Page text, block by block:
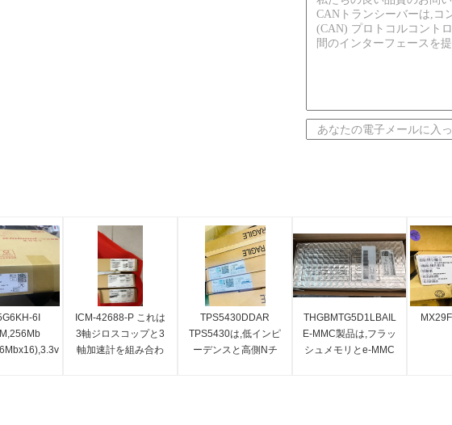
6I
ICM-42688-P これは
3軸ジロスコップと3
軸加速計を組み合わ
TPS5430DDAR
TPS5430は,低インピ
ーデンスと高側Nチ
THGBMTG5D1LBAIL
E-MMC製品は,フラッ
シュメモリとe-MMC